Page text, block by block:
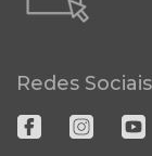
Redes Sociais